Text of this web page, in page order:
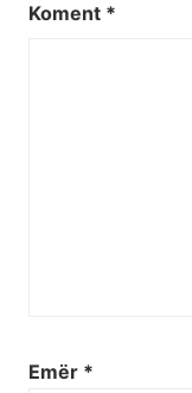
Koment *
Emër *